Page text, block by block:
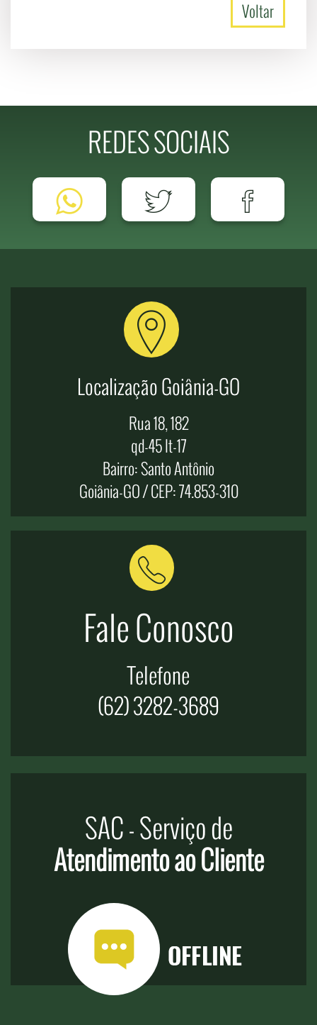
Voltar
REDES SOCIAIS
Localização Goiânia-GO
Rua 18, 182
qd-45 lt-17
Bairro: Santo Antônio
Goiânia-GO / CEP: 74.853-310
Fale Conosco
Telefone
(62) 3282-3689
SAC - Serviço de
Atendimento ao Cliente